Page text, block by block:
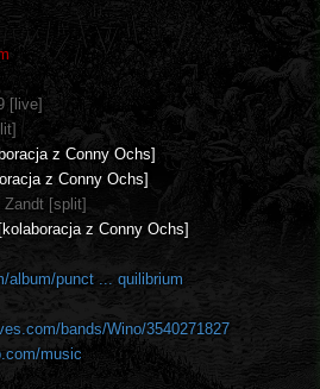
[live]
z Conny Ochs]
z Conny Ochs]
Zandt [split]
z Conny Ochs]
album/punct ... quilibrium
bands/Wino/3540271827
music